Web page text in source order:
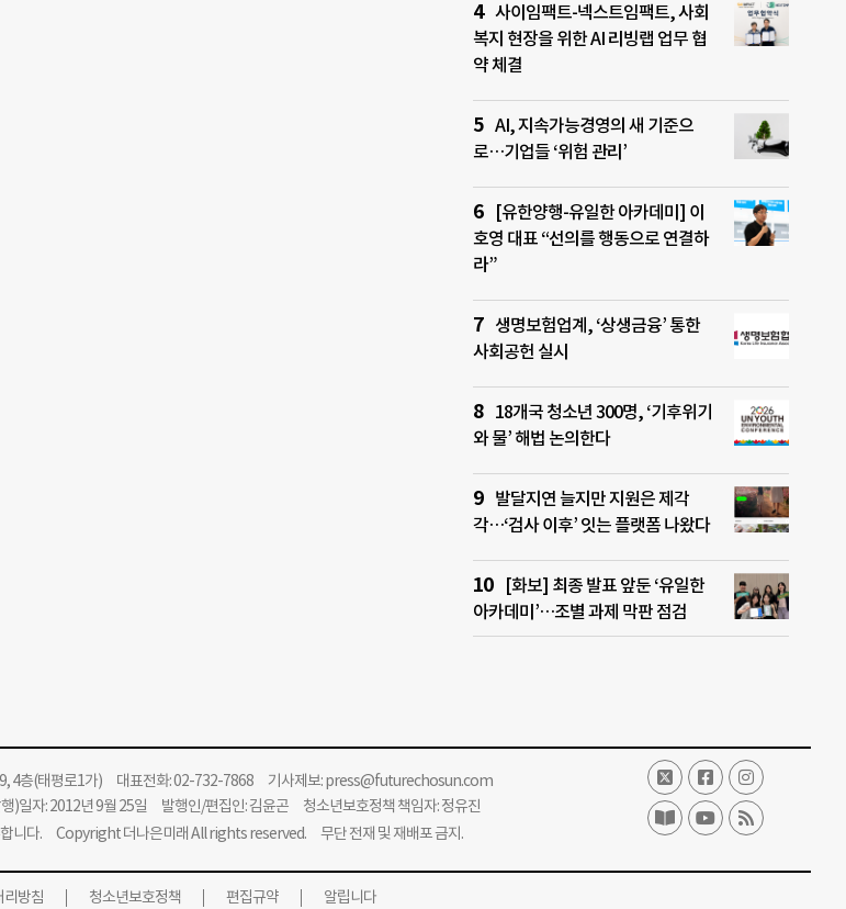
사이임팩트-넥스트임팩트, 사회
복지 현장을 위한 AI 리빙랩 업무 협
약 체결
AI, 지속가능경영의 새 기준으
로…기업들 ‘위험 관리’
[유한양행-유일한 아카데미] 이
호영 대표 “선의를 행동으로 연결하
라”
생명보험업계, ‘상생금융’ 통한
사회공헌 실시
18개국 청소년 300명, ‘기후위기
와 물’ 해법 논의한다
발달지연 늘지만 지원은 제각
각…‘검사 이후’ 잇는 플랫폼 나왔다
[화보] 최종 발표 앞둔 ‘유일한
아카데미’…조별 과제 막판 점검
4층(태평로1가) 대표전화: 02-732-7868 기사제보:press@futurechosun.com
)일자: 2012년 9월 25일 발행인/편집인: 김윤곤 청소년보호정책 책임자: 정유진
니다. Copyright 더나은미래 All rights reserved. 무단 전재 및 재배포 금지.
리방침 청소년보호정책 편집규약 알립니다